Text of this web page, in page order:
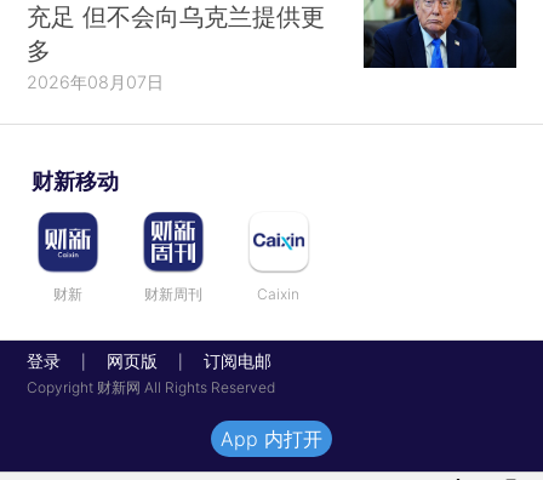
充足 但不会向乌克兰提供更
多
2026年08月07日
财新移动
财新 财新周刊 Caixin
登录 网页版 订阅电邮
Copyright 财新网 All Rights Reserved
App 内打开